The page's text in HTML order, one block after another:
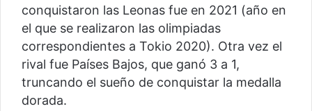
conquistaron las Leonas fue en 2021 (año en
el que se realizaron las olimpiadas
correspondientes a Tokio 2020). Otra vez el
rival fue Países Bajos, que ganó 3 a 1,
truncando el sueño de conquistar la medalla
dorada.